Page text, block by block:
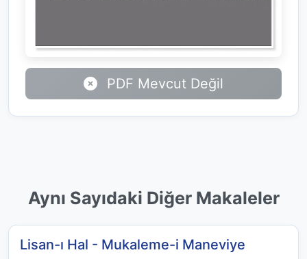
PDF Mevcut Değil
Aynı Sayıdaki Diğer Makaleler
Lisan-ı Hal - Mukaleme-i Maneviye